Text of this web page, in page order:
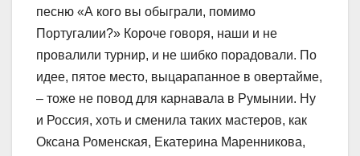
песню «А кого вы обыграли, помимо
Португалии?» Короче говоря, наши и не
провалили турнир, и не шибко порадовали. По
идее, пятое место, выцарапанное в овертайме,
– тоже не повод для карнавала в Румынии. Ну
и Россия, хоть и сменила таких мастеров, как
Оксана Роменская, Екатерина Маренникова,